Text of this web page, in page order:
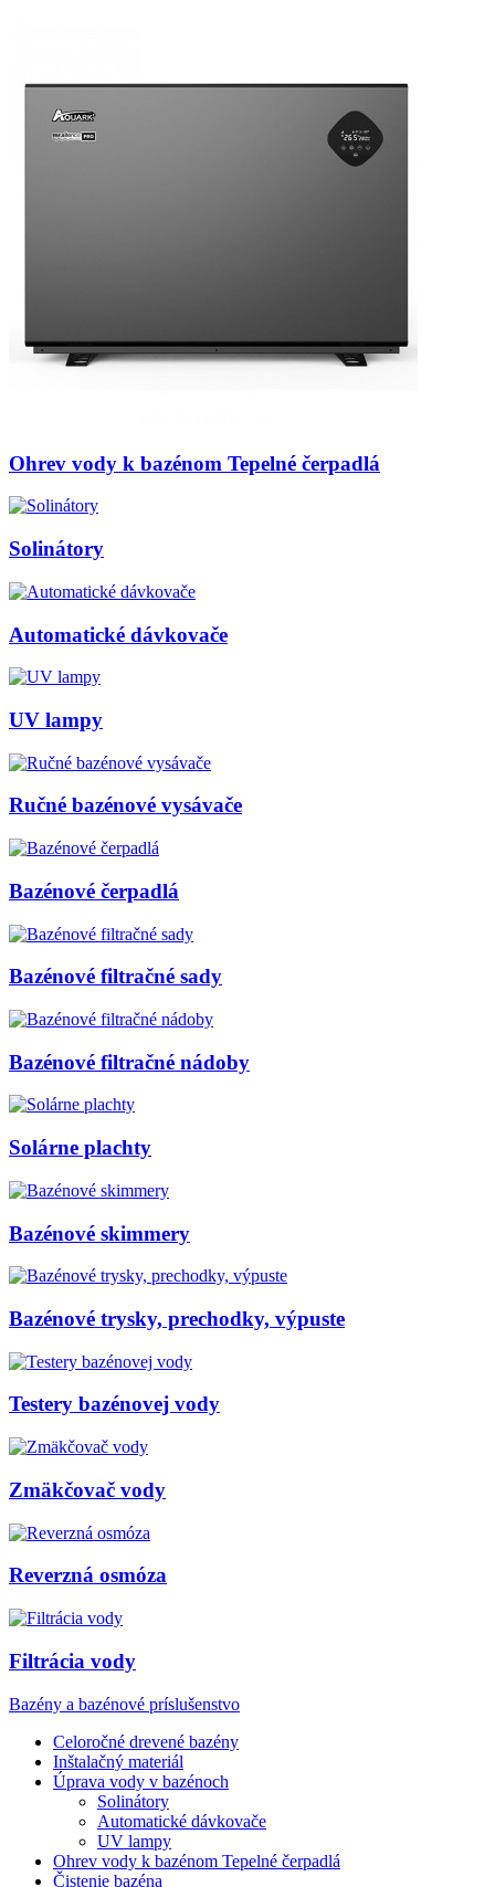
Ohrev vody k bazénom Tepelné čerpadlá
Solinátory
Automatické dávkovače
UV lampy
Ručné bazénové vysávače
Bazénové čerpadlá
Bazénové filtračné sady
Bazénové filtračné nádoby
Solárne plachty
Bazénové skimmery
Bazénové trysky, prechodky, výpuste
Testery bazénovej vody
Zmäkčovač vody
Reverzná osmóza
Filtrácia vody
Bazény a bazénové príslušenstvo
Celoročné drevené bazény
Inštalačný materiál
Úprava vody v bazénoch
Solinátory
Automatické dávkovače
UV lampy
Ohrev vody k bazénom Tepelné čerpadlá
Čistenie bazéna